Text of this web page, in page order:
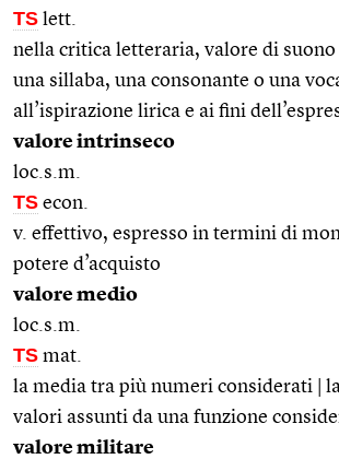
TS lett.
nella critica letteraria, valore di
una sillaba, una consonante o una
all’ispirazione lirica e ai fini
valore intrinseco
loc.s.m.
TS econ.
v. effettivo, espresso in termini di
potere d’acquisto
valore medio
loc.s.m.
TS mat.
la media tra più numeri considerati |
valori assunti da una funzione
valore militare